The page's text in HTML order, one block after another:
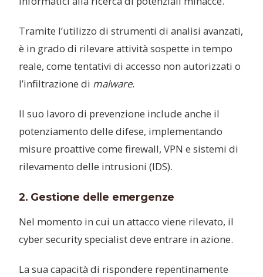
Tramite l’utilizzo di strumenti di analisi avanzati,
è in grado di rilevare attività sospette in tempo
reale, come tentativi di accesso non autorizzati o
l’infiltrazione di malware.
Il suo lavoro di prevenzione include anche il
potenziamento delle difese, implementando
misure proattive come firewall, VPN e sistemi di
rilevamento delle intrusioni (IDS).
2. Gestione delle emergenze
Nel momento in cui un attacco viene rilevato, il
cyber security specialist deve entrare in azione.
La sua capacità di rispondere repentinamente